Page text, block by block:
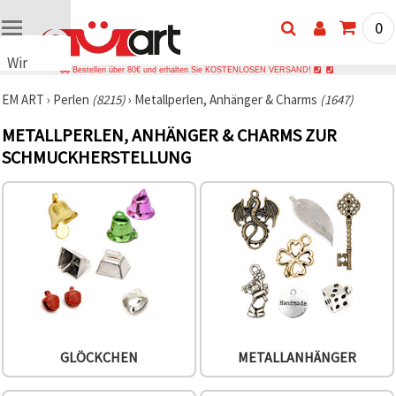
Wir
Cookies
verwenden
Cookies
und
ähnliche
Technologien,
ordnungsgemäße
Funktionieren
der Website
sicherzustellen,
Nutzungserlebnis
Einwilligung,
den
0
Bestellen über 80€ und erhalten Sie KOSTENLOSEN VERSAND!
EM ART › Perlen (8215)› Metallperlen, Anhänger & Charms (1647)
METALLPERLEN, ANHÄNGER & CHARMS ZUR
SCHMUCKHERSTELLUNG
GLÖCKCHEN METALLANHÄNGER